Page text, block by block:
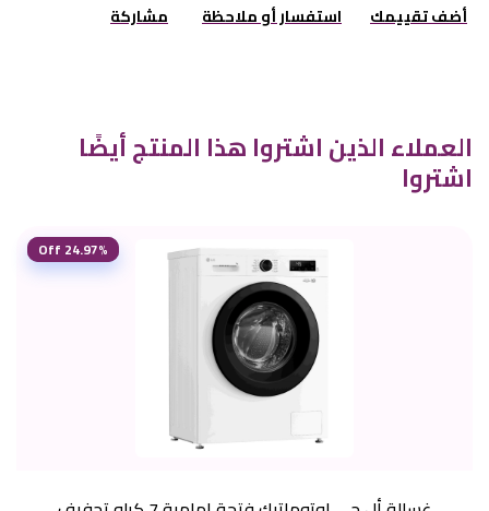
أضف تقييمك استفسار أو ملاحظة مشاركة
العملاء الذين اشتروا هذا المنتج أيضًا
اشتروا
24.97% Off